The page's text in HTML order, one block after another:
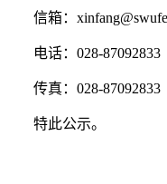
信箱：
电话： 028-87092833
传真： 028-87092833
特此公示。